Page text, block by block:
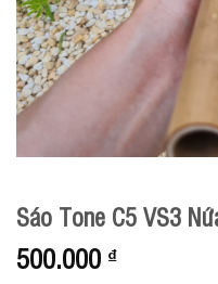
Sáo Tone C5 VS3
500.000 ₫